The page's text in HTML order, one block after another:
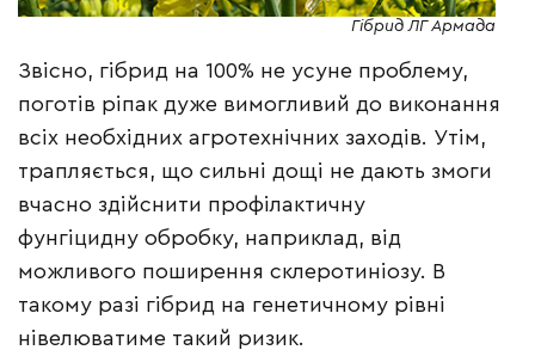
Гібрид ЛГ Армада
Звісно, гібрид на 100% не усуне проблему,
поготів ріпак дуже вимогливий до виконання
всіх необхідних агротехнічних заходів. Утім,
трапляється, що сильні дощі не дають змоги
вчасно здійснити профілактичну
фунгіцидну обробку, наприклад, від
можливого поширення склеротиніозу. В
такому разі гібрид на генетичному рівні
нівелюватиме такий ризик.